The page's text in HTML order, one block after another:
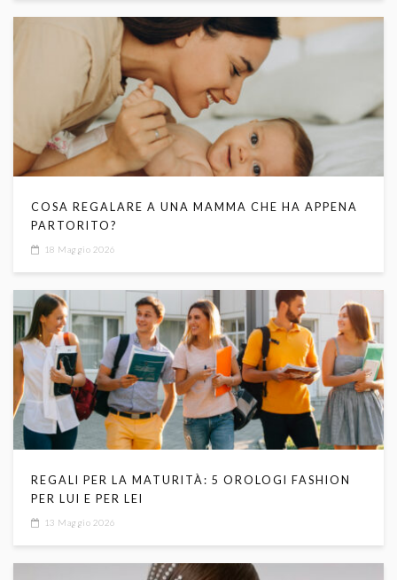
COSA REGALARE A UNA MAMMA CHE HA APPENA
PARTORITO?
18 Maggio 2026
REGALI PER LA MATURITÀ: 5 OROLOGI FASHION
PER LUI E PER LEI
13 Maggio 2026